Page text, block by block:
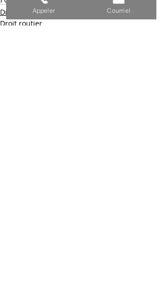
Droit pénal
Droit routier
Appeler Courriel